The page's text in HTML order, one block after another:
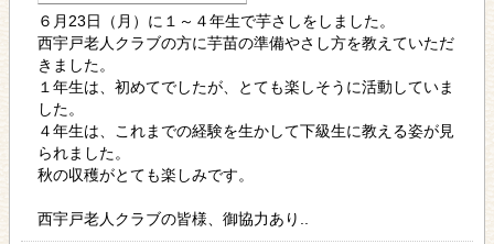
６月23日（月）に１～４年生で芋さしをしました。
西宇戸老人クラブの方に芋苗の準備やさし方を教えていただ
きました。
１年生は、初めてでしたが、とても楽しそうに活動していま
した。
４年生は、これまでの経験を生かして下級生に教える姿が見
られました。
秋の収穫がとても楽しみです。
西宇戸老人クラブの皆様、御協力あり..